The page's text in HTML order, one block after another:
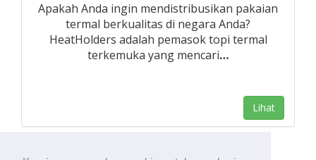
Apakah Anda ingin mendistribusikan pakaian
termal berkualitas di negara Anda?
HeatHolders adalah pemasok topi termal
terkemuka yang mencari…
Lihat